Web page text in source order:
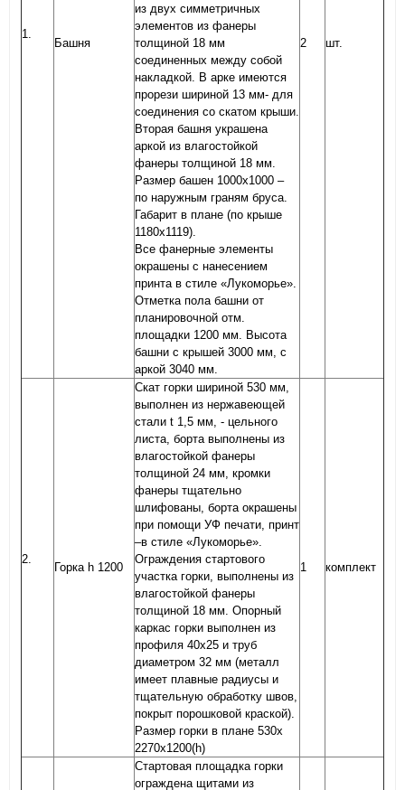
1.
Башня
из двух симметричных
элементов из фанеры
толщиной 18 мм
соединенных между собой
накладкой. В арке имеются
прорези шириной 13 мм- для
соединения со скатом крыши.
Вторая башня украшена
аркой из влагостойкой
фанеры толщиной 18 мм.
Размер башен 1000х1000 –
по наружным граням бруса.
Габарит в плане (по крыше
1180х1119).
Все фанерные элементы
окрашены с нанесением
принта в стиле «Лукоморье».
Отметка пола башни от
планировочной отм.
площадки 1200 мм. Высота
башни с крышей 3000 мм, с
аркой 3040 мм.
2 шт.
2.
Горка h 1200
Скат горки шириной 530 мм,
выполнен из нержавеющей
стали t 1,5 мм, - цельного
листа, борта выполнены из
влагостойкой фанеры
толщиной 24 мм, кромки
фанеры тщательно
шлифованы, борта окрашены
при помощи УФ печати, принт
–в стиле «Лукоморье».
Ограждения стартового
участка горки, выполнены из
влагостойкой фанеры
толщиной 18 мм. Опорный
каркас горки выполнен из
профиля 40х25 и труб
диаметром 32 мм (металл
имеет плавные радиусы и
тщательную обработку швов,
покрыт порошковой краской).
Размер горки в плане 530х
2270х1200(h)
1 комплект
Стартовая площадка горки
ограждена щитами из